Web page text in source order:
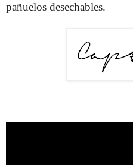
pañuelos desechables.